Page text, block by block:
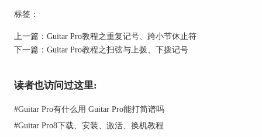
标签：
上一篇： Guitar Pro教程之重复记号、跨小节休止符
下一篇： Guitar Pro教程之扫弦与上拨、下拨记号
读者也访问过这里:
#Guitar Pro有什么用 Guitar Pro能打简谱吗
#Guitar Pro8下载、安装、激活、换机教程